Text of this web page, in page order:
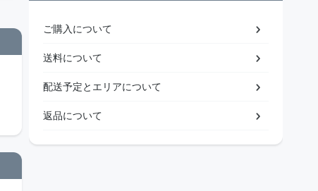
ご購入について
送料について
配送予定とエリアについて
返品について